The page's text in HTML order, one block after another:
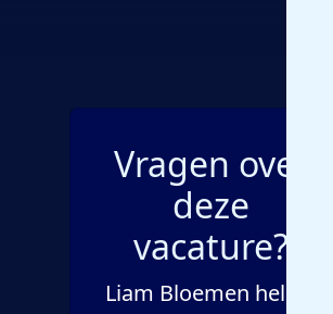
Vragen over
deze
vacature?
Liam Bloemen helpt